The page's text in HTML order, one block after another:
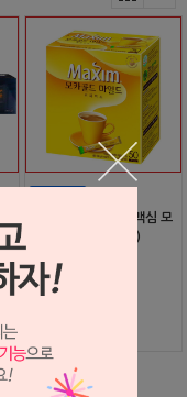
[포인트 전용 상품] 맥심 모
카골드 마일드(50입)
S2407379